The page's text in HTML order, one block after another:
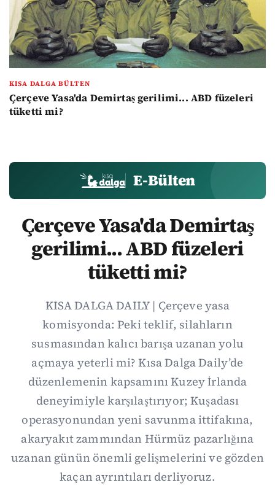
KISA DALGA BÜLTEN
Çerçeve Yasa'da Demirtaş gerilimi... ABD füzeleri
tüketti mi?
E-Bülten
Çerçeve Yasa'da Demirtaş
gerilimi... ABD füzeleri
tüketti mi?
KISA DALGA DAILY | Çerçeve yasa
komisyonda: Peki teklif, silahların
susmasından kalıcı barışa uzanan yolu
açmaya yeterli mi? Kısa Dalga Daily’de
düzenlemenin kapsamını Kuzey İrlanda
deneyimiyle karşılaştırıyor; Kuşadası
operasyonundan yeni savunma ittifakına,
akaryakıt zammından Hürmüz pazarlığına
uzanan günün önemli gelişmelerini ve gözden
kaçan ayrıntıları derliyoruz.